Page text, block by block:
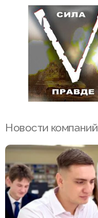
Новости компаний